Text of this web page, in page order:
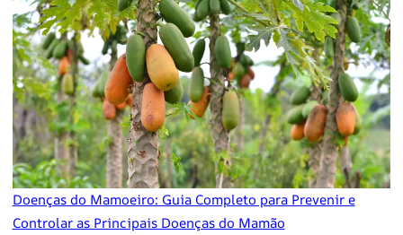
Doenças do Mamoeiro: Guia Completo para Prevenir e
Controlar as Principais Doenças do Mamão